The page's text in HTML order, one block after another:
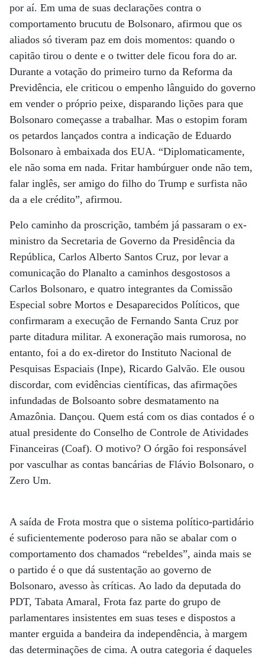
por aí. Em uma de suas declarações contra o
comportamento brucutu de Bolsonaro, afirmou que os
aliados só tiveram paz em dois momentos: quando o
capitão tirou o dente e o twitter dele ficou fora do ar.
Durante a votação do primeiro turno da Reforma da
Previdência, ele criticou o empenho lânguido do governo
em vender o próprio peixe, disparando lições para que
Bolsonaro começasse a trabalhar. Mas o estopim foram
os petardos lançados contra a indicação de Eduardo
Bolsonaro à embaixada dos EUA. “Diplomaticamente,
ele não soma em nada. Fritar hambúrguer onde não tem,
falar inglês, ser amigo do filho do Trump e surfista não
da a ele crédito”, afirmou.
Pelo caminho da proscrição, também já passaram o ex-
ministro da Secretaria de Governo da Presidência da
República, Carlos Alberto Santos Cruz, por levar a
comunicação do Planalto a caminhos desgostosos a
Carlos Bolsonaro, e quatro integrantes da Comissão
Especial sobre Mortos e Desaparecidos Políticos, que
confirmaram a execução de Fernando Santa Cruz por
parte ditadura militar. A exoneração mais rumorosa, no
entanto, foi a do ex-diretor do Instituto Nacional de
Pesquisas Espaciais (Inpe), Ricardo Galvão. Ele ousou
discordar, com evidências científicas, das afirmações
infundadas de Bolsoanto sobre desmatamento na
Amazônia. Dançou. Quem está com os dias contados é o
atual presidente do Conselho de Controle de Atividades
Financeiras (Coaf). O motivo? O órgão foi responsável
por vasculhar as contas bancárias de Flávio Bolsonaro, o
Zero Um.
A saída de Frota mostra que o sistema político-partidário
é suficientemente poderoso para não se abalar com o
comportamento dos chamados “rebeldes”, ainda mais se
o partido é o que dá sustentação ao governo de
Bolsonaro, avesso às críticas. Ao lado da deputada do
PDT, Tabata Amaral, Frota faz parte do grupo de
parlamentares insistentes em suas teses e dispostos a
manter erguida a bandeira da independência, à margem
das determinações de cima. A outra categoria é daqueles